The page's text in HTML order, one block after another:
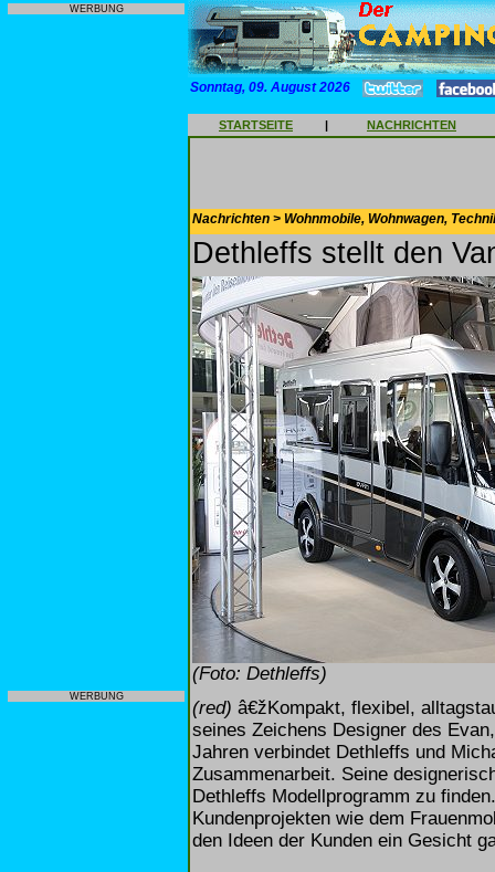
WERBUNG
WERBUNG
Sonntag, 09. August 2026
STARTSEITE | NACHRICHTEN
Nachrichten > Wohnmobile, Wohnwagen,
Dethleffs stellt den
(Foto: Dethleffs)
(red) â€žKompakt, flexibel,
seines Zeichens Designer des
Jahren verbindet Dethleffs und
Zusammenarbeit. Seine
Dethleffs Modellprogramm zu
Kundenprojekten wie dem
den Ideen der Kunden ein Gesicht